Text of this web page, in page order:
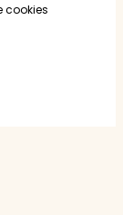
cookies